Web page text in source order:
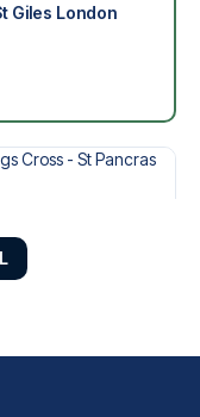
Giles London